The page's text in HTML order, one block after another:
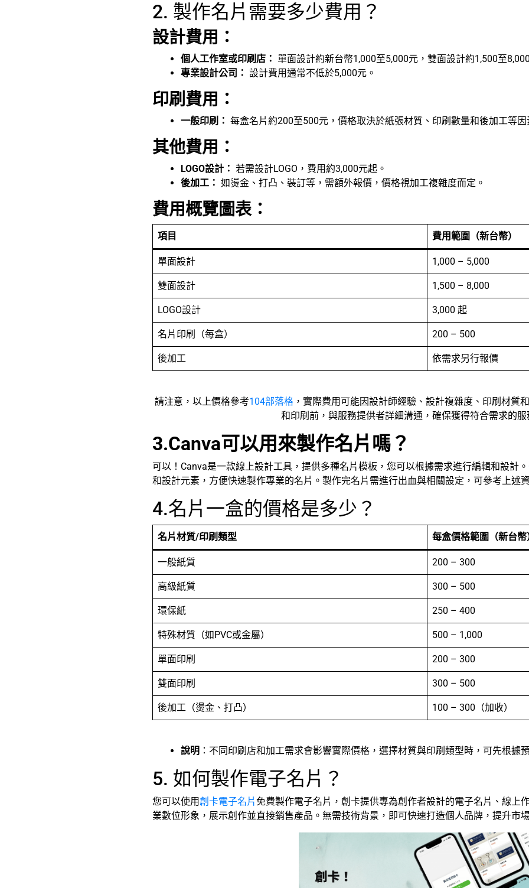
2. 製作名片需要多少費用？
設計費用：
個人工作室或印刷店： 單面設計約新台幣1,000至5,000元，雙面設計約1,500至
專業設計公司： 設計費用通常不低於5,000元。
印刷費用：
一般印刷： 每盒名片約200至500元，價格取決於紙張材質、印刷數量和後加工等
其他費用：
LOGO設計： 若需設計LOGO，費用約3,000元起。
後加工： 如燙金、打凸、裝訂等，需額外報價，價格視加工複雜度而定。
費用概覽圖表：
項目 費用範圍（新台幣）
單面設計 1,000 – 5,000
雙面設計 1,500 – 8,000
LOGO設計 3,000 起
名片印刷（每盒） 200 – 500
後加工 依需求另行報價
請注意，以上價格參考104部落格 ，實際費用可能因設計師經驗、設計複雜度、印刷材質
和印刷前，與服務提供者詳細溝通，確保獲得符合需求的
3.Canva可以用來製作名片嗎？
可以！Canva是一款線上設計工具，提供多種名片模板，您可以根據需求進行編輯和設計。
和設計元素，方便快速製作專業的名片。製作完名片需進行出血與相關設定，可參考上述
4.名片一盒的價格是多少？
名片材質/印刷類型 每盒價格範圍（新台幣
一般紙質 200 – 300
高級紙質 300 – 500
環保紙 250 – 400
特殊材質（如PVC或金屬） 500 – 1,000
單面印刷 200 – 300
雙面印刷 300 – 500
後加工（燙金、打凸） 100 – 300（加收）
說明 ：不同印刷店和加工需求會影響實際價格，選擇材質與印刷類型時，可先根據
5. 如何製作電子名片？
您可以使用創卡電子名片 免費製作電子名片，創卡提供專為創作者設計的電子名片、線上
業數位形象，展示創作並直接銷售產品。無需技術背景，即可快速打造個人品牌，提升市